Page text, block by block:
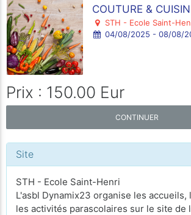
COUTURE &
STH - Ecole Saint-
04/08/2025 - 08/08/
Prix : 150.00 Eur
CONTINUER
Site
STH - Ecole Saint-Henri
L'asbl Dynamix23 organise les accueils,
les activités parascolaires sur le site de